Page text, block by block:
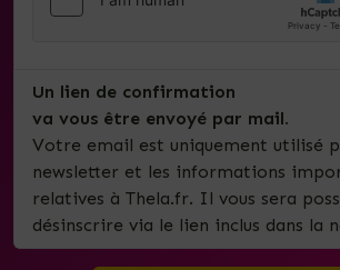
Un lien de confirmation
va vous être envoyé par mail.
Votre email est uniquement utilisé
newsletter et les informations
relatives à Thela.fr. Il vous sera
désinscrire via le lien inclus dans la